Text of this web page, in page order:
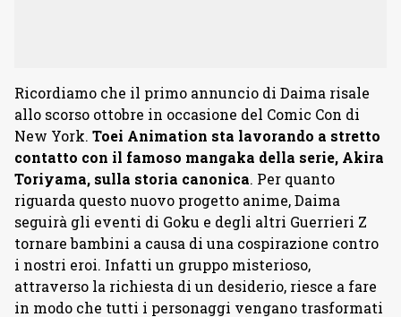
Ricordiamo che il primo annuncio di Daima risale
allo scorso ottobre in occasione del Comic Con di
New York. Toei Animation sta lavorando a stretto
contatto con il famoso mangaka della serie, Akira
Toriyama, sulla storia canonica. Per quanto
riguarda questo nuovo progetto anime, Daima
seguirà gli eventi di Goku e degli altri Guerrieri Z
tornare bambini a causa di una cospirazione contro
i nostri eroi. Infatti un gruppo misterioso,
attraverso la richiesta di un desiderio, riesce a fare
in modo che tutti i personaggi vengano trasformati